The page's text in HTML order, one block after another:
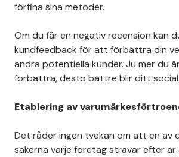
förfina sina metoder.
Om du får en negativ recension kan
kundfeedback för att förbättra din
andra potentiella kunder. Ju mer du
förbättra, desto bättre blir ditt
Etablering av
Det råder ingen tvekan om att en av
sakerna varje företag strävar efter